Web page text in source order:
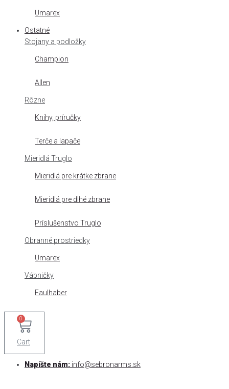
Umarex
Ostatné
Stojany a podložky
Champion
Allen
Rôzne
Knihy, príručky
Terče a lapače
Mieridlá Truglo
Mieridlá pre krátke zbrane
Mieridlá pre dlhé zbrane
Príslušenstvo Truglo
Obranné prostriedky
Umarex
Vábničky
Faulhaber
0
Cart
Napíšte nám: info@sebronarms.sk